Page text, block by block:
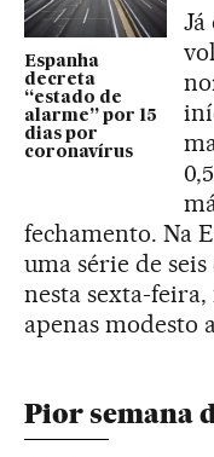
Espanha
decreta
“estado de
alarme” por 15
dias por
coronavírus
fechamento. Na
uma série de
nesta sexta-
apenas modesto
Pior semana